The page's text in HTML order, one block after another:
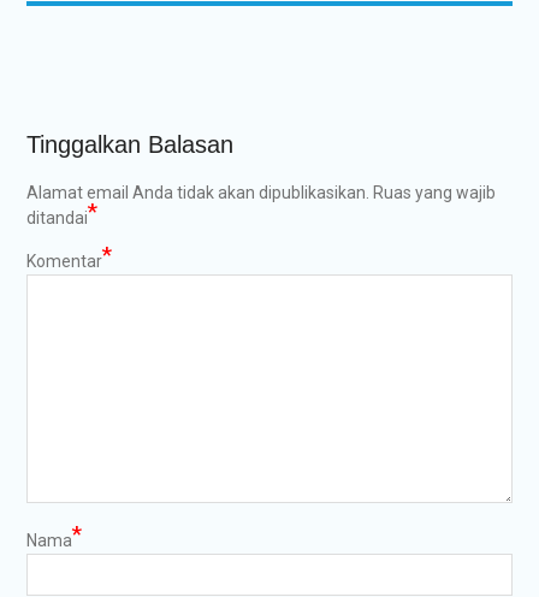
Tinggalkan Balasan
Alamat email Anda tidak akan dipublikasikan. Ruas yang wajib
ditandai*
Komentar*
Nama*